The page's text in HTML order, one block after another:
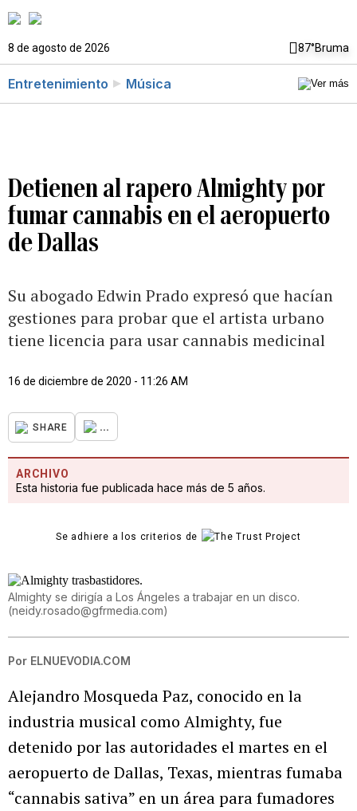
8 de agosto de 2026 87°Bruma
Entretenimiento Música
Detienen al rapero Almighty por
fumar cannabis en el aeropuerto
de Dallas
Su abogado Edwin Prado expresó que hacían
gestiones para probar que el artista urbano
tiene licencia para usar cannabis medicinal
16 de diciembre de 2020 - 11:26 AM
SHARE ...
ARCHIVO
Esta historia fue publicada hace más de 5 años.
Se adhiere a los criterios de
Almighty se dirigía a Los Ángeles a trabajar en un disco.
(neidy.rosado@gfrmedia.com)
Por ELNUEVODIA.COM
Alejandro Mosqueda Paz, conocido en la
industria musical como Almighty, fue
detenido por las autoridades el martes en el
aeropuerto de Dallas, Texas, mientras fumaba
“cannabis sativa” en un área para fumadores